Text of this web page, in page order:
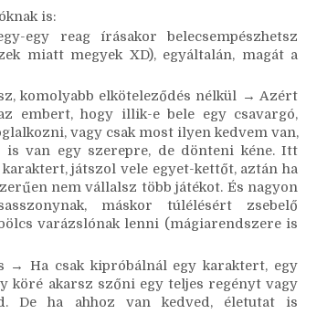
ha kedvet kaptok ahhoz a karihoz, amilyet
is:
egy reag írásakor belecsempészhetsz
miatt megyek XD), egyáltalán, magát a
komolyabb elköteleződés nélkül → Azért
embert, hogy illik-e bele egy csavargó,
vagy csak most ilyen kedvem van,
is van egy szerepre, de dönteni kéne. Itt
játszol vele egyet-kettőt, aztán ha
nem vállalsz több játékot. És nagyon
máskor túlélésért zsebelő
varázslónak lenni (mágiarendszere is
→ Ha csak kipróbálnál egy karaktert, egy